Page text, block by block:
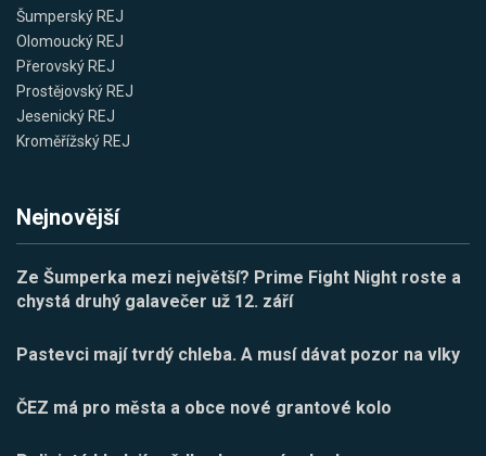
Šumperský REJ
Olomoucký REJ
Přerovský REJ
Prostějovský REJ
Jesenický REJ
Kroměřížský REJ
Nejnovější
Ze Šumperka mezi největší? Prime Fight Night roste a
chystá druhý galavečer už 12. září
Pastevci mají tvrdý chleba. A musí dávat pozor na vlky
ČEZ má pro města a obce nové grantové kolo